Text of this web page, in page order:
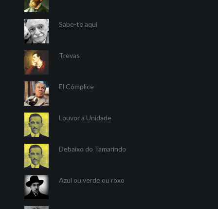
Sabe-te aqui
Trevas
El Cómplice
Louvor a Unidade
Debaixo do Tamarindo
Azul ou verde ou roxo